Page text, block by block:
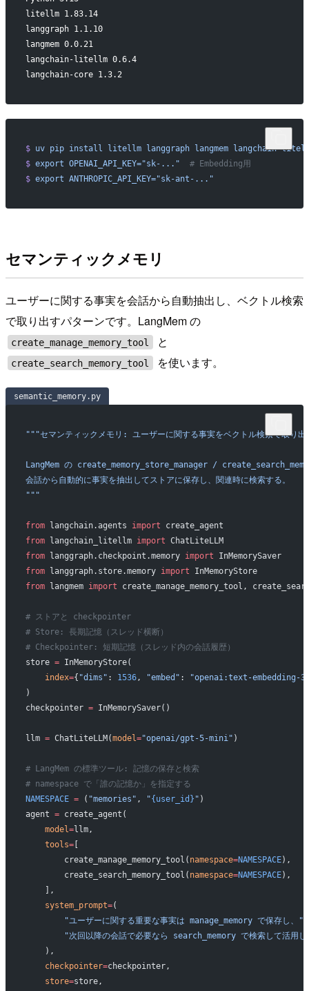
litellm 1.83.14
langgraph 1.1.10
langmem 0.0.21
langchain-litellm 0.6.4
langchain-core 1.3.2
$ uv pip install litellm langgraph langmem langchain-
$ export OPENAI_API_KEY="sk-..."
  # Embedding用
$ export ANTHROPIC_API_KEY="sk-ant-..."
セマンティックメモリ
ユーザーに関する事実を会話から自動抽出し、ベクトル検索
で取り出すパターンです。LangMem の
create_manage_memory_tool と
create_search_memory_tool を使います。
semantic_memory.py
"""セマンティックメモリ: ユーザーに関する事実をベクトル検索で取り出
LangMem の create_memory_store_manager /
会話から自動的に事実を抽出してストアに保存し、関連時に検索する。
"""
from langchain.agents import create_agent
from langchain_litellm import ChatLiteLLM
from langgraph.checkpoint.memory import InMemorySaver
from langgraph.store.memory import InMemoryStore
from langmem import create_manage_memory_tool,
# ストアと checkpointer
# Store: 長期記憶（スレッド横断）
# Checkpointer: 短期記憶（スレッド内の会話履歴）
store = InMemoryStore(
    index
={ "dims" : 1536, "embed" :
"openai:text-embedding-
)
checkpointer = InMemorySaver()
llm = ChatLiteLLM(model="openai/gpt-5-mini" )
# LangMem の標準ツール: 記憶の保存と検索
# namespace で「誰の記憶か」を指定する
NAMESPACE = ( "memories" , "{user_id} " )
agent = create_agent(
    model
=llm,
    tools
=[
        create_manage_memory_tool(
namespace=NAMESPACE),
        create_search_memory_tool(
namespace=NAMESPACE),
    ],
    system_prompt
=(
        "ユーザーに関する重要な事実は manage_memory で保存し、"
"次回以降の会話で必要なら search_memory で検索して活用し
    ),
    checkpointer
=checkpointer,
    store
=store,